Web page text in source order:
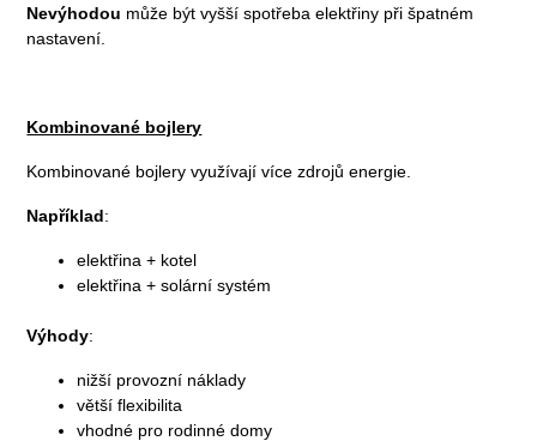
Nevýhodou může být vyšší spotřeba elektřiny při špatném
nastavení.
Kombinované bojlery
Kombinované bojlery využívají více zdrojů energie.
Například:
elektřina + kotel
elektřina + solární systém
Výhody:
nižší provozní náklady
větší flexibilita
vhodné pro rodinné domy